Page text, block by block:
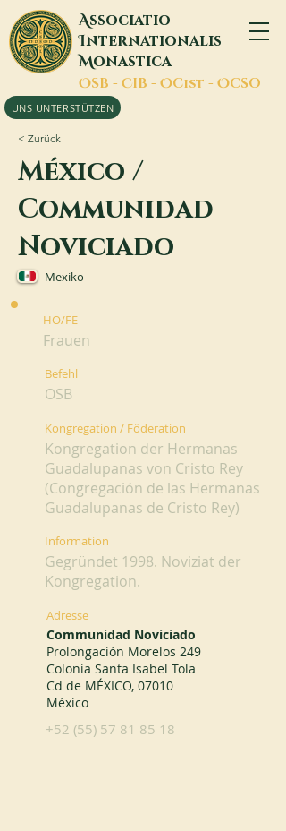
Associatio
Internationalis
Monastica
OSB - CIB - OCist - OCSO
UNS UNTERSTÜTZEN
< Zurück
México /
Communidad
Noviciado
Mexiko
HO/FE
Frauen
Befehl
OSB
Kongregation / Föderation
Kongregation der Hermanas
Guadalupanas von Cristo Rey
(Congregación de las Hermanas
Guadalupanas de Cristo Rey)
Information
Gegründet 1998. Noviziat der
Kongregation.
Adresse
Communidad Noviciado
Prolongación Morelos 249
Colonia Santa Isabel Tola
Cd de MÉXICO, 07010
México
+52 (55) 57 81 85 18